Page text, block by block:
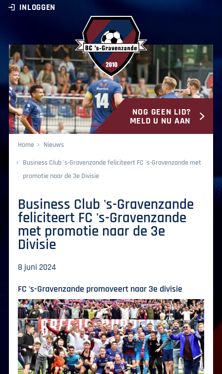
BC ‘s-Gravenzande
INLOGGEN
NOG GEEN LID?
MELD U NU AAN
Home
Nieuws
Business Club 's-Gravenzande feliciteert FC 's-Gravenzande met
promotie naar de 3e Divisie
Business Club 's-Gravenzande
feliciteert FC 's-Gravenzande
met promotie naar de 3e
Divisie
8 juni 2024
FC 's-Gravenzande promoveert naar 3e divisie